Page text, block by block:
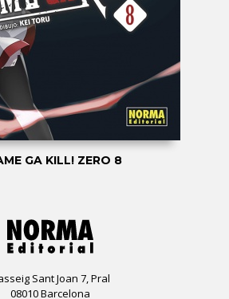
GA KILL! ZERO 8
Sant Joan 7, Pral
08010 Barcelona